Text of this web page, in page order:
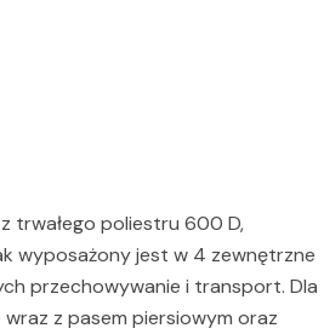
trwałego poliestru 600 D,
wyposażony jest w 4 zewnętrzne
przechowywanie i transport. Dla
z pasem piersiowym oraz